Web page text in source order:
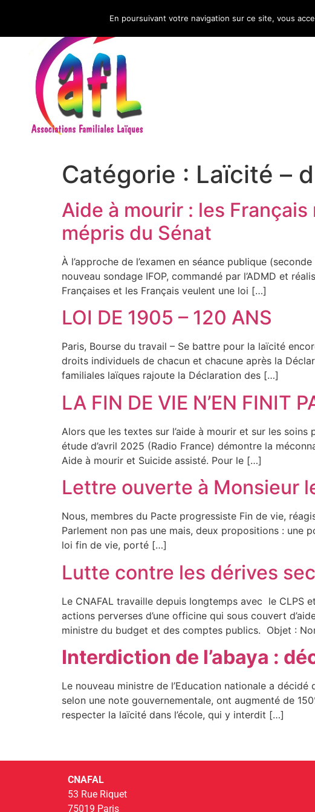
CNAFAL
Catégorie : Laïcité –
Aide à mourir : les
mépris du Sénat
À l’approche de l’examen en séance publique
nouveau sondage IFOP, commandé par l’ADMD et
Françaises et les Français veulent une loi […]
LOI DE 1905 – 120 ANS
Paris, Bourse du travail – Se battre pour la laïcité
droits individuels de chacun et chacune après la
familiales laïques rajoute la Déclaration des […]
LA FIN DE VIE N’EN FINIT
Alors que les textes sur l’aide à mourir et sur les
étude d’avril 2025 (Radio France) démontre la
Aide à mourir et Suicide assisté. Pour le […]
Lettre ouverte à Monsieur
Nous, membres du Pacte progressiste Fin de vie,
Parlement non pas une mais, deux propositions : une
loi fin de vie, porté […]
Lutte contre les dérives
Le CNAFAL travaille depuis longtemps avec le CLPS
actions perverses d’une officine qui sous couvert
ministre du budget et des comptes publics. Objet :
Interdiction de l’abaya :
Le nouveau ministre de l’Education nationale a
selon une note gouvernementale, ont augmenté de
respecter la laïcité dans l’école, qui y interdit […]
CNAFAL
53 Rue Riquet
75019 Paris
En poursuivant votre navigation sur ce site, vous